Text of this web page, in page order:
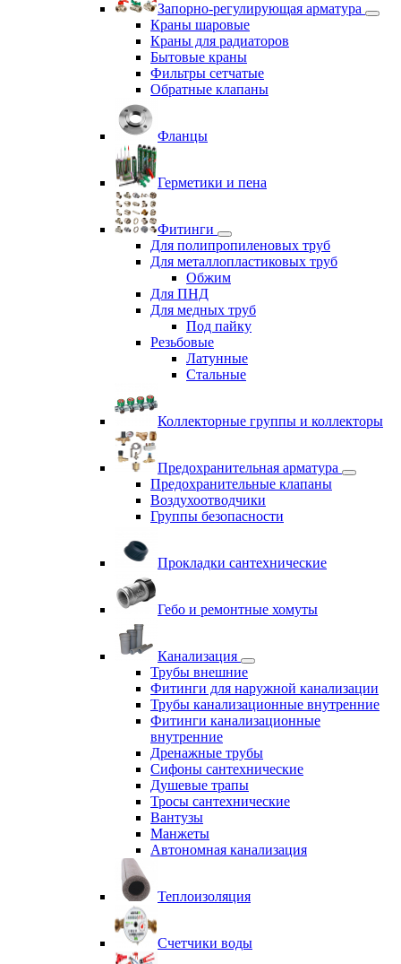
Запорно-регулирующая арматура
Краны шаровые
Краны для радиаторов
Бытовые краны
Фильтры сетчатые
Обратные клапаны
Фланцы
Герметики и пена
Фитинги
Для полипропиленовых труб
Для металлопластиковых труб
Обжим
Для ПНД
Для медных труб
Под пайку
Резьбовые
Латунные
Cтальные
Коллекторные группы и коллекторы
Предохранительная арматура
Предохранительные клапаны
Воздухоотводчики
Группы безопасности
Прокладки сантехнические
Гебо и ремонтные хомуты
Канализация
Трубы внешние
Фитинги для наружной канализации
Трубы канализационные внутренние
Фитинги канализационные
внутренние
Дренажные трубы
Сифоны сантехнические
Душевые трапы
Тросы сантехнические
Вантузы
Манжеты
Автономная канализация
Теплоизоляция
Счетчики воды